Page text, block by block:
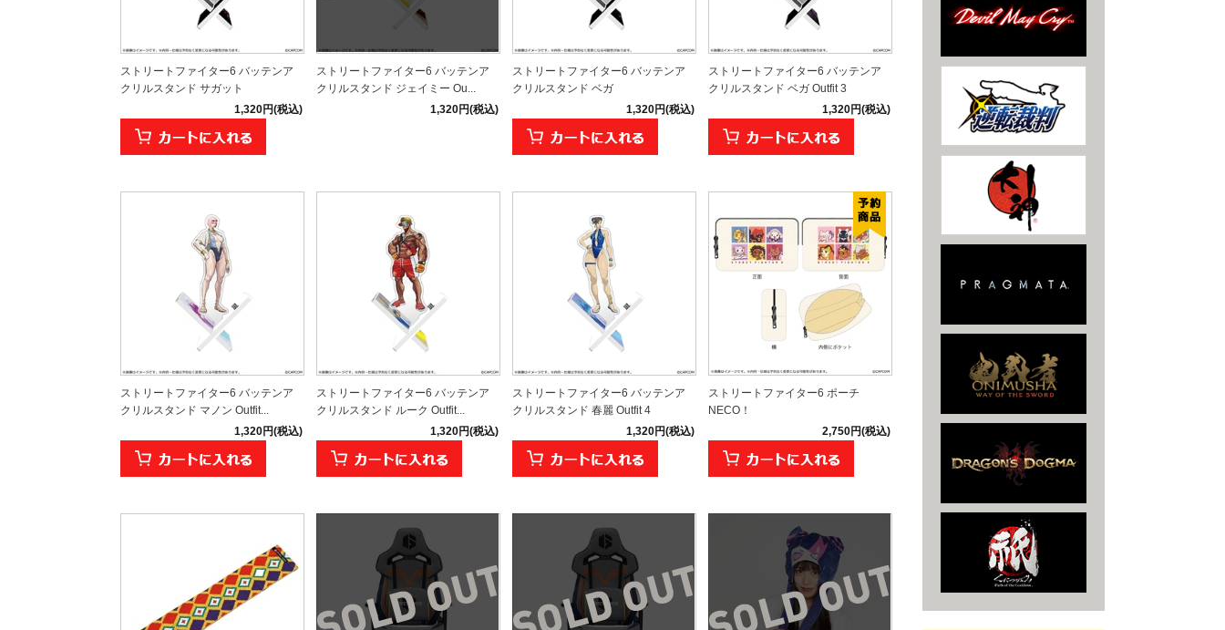
ストリートファイター6 バッテンア
クリルスタンド サガット
1,320円(税込)
ストリートファイター6 バッテンア
クリルスタンド ジェイミー Ou...
1,320円(税込)
ストリートファイター6 バッテンア
クリルスタンド ベガ
1,320円(税込)
ストリートファイター6 バッテンア
クリルスタンド ベガ Outfit 3
1,320円(税込)
ストリートファイター6 バッテンア
クリルスタンド マノン Outfit...
1,320円(税込)
ストリートファイター6 バッテンア
クリルスタンド ルーク Outfit...
1,320円(税込)
ストリートファイター6 バッテンア
クリルスタンド 春麗 Outfit 4
1,320円(税込)
ストリートファイター6 ポーチ
NECO！
2,750円(税込)